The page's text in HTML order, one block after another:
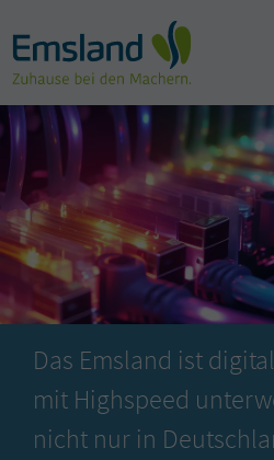
Das Emsland ist
mit Highspeed
nicht nur in